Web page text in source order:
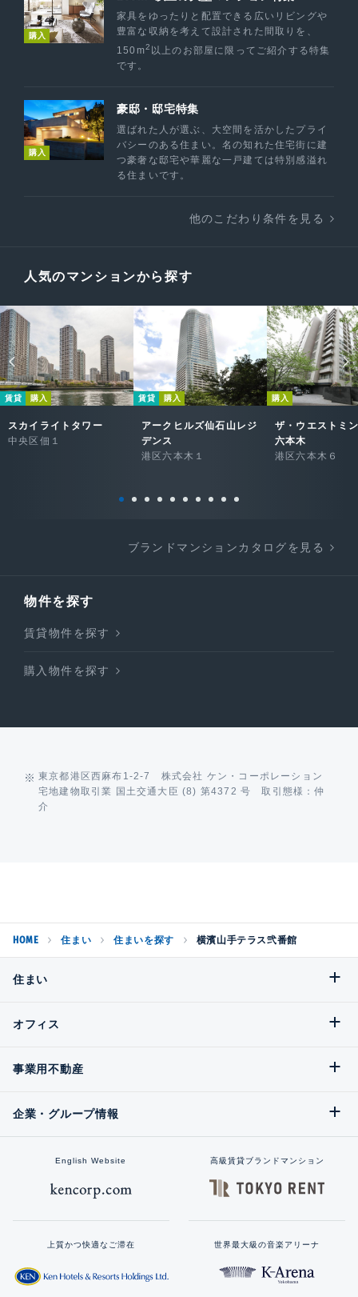
購入
家具をゆったりと配置できる広いリビングや
豊富な収納を考えて設計された間取りを、
150m2 以上のお部屋に限ってご紹介する特集
です。
購入
豪邸・邸宅特集
選ばれた人が選ぶ、大空間を活かしたプライ
バシーのある住まい。名の知れた住宅街に建
つ豪奢な邸宅や華麗な一戸建ては特別感溢れ
る住まいです。
他のこだわり条件を見る
人気のマンションから探す
賃貸 購入
スカイライトタワー
中央区佃１
賃貸 購入
アークヒルズ仙石山レジ
デンス
港区六本木１
購入
ザ・ウエストミ
六本木
港区六本木６
ブランドマンションカタログを見る
物件を探す
賃貸物件を探す
購入物件を探す
東京都港区西麻布1-2-7 株式会社 ケン・コーポレーション
宅地建物取引業 国土交通大臣 (8) 第4372 号 取引態様：仲
介
HOME 住まい 住まいを探す 横濱山手テラス弐番館
住まい
オフィス
事業用不動産
企業・グループ情報
English Website 高級賃貸ブランドマンション
上質かつ快適なご滞在 世界最大級の音楽アリーナ